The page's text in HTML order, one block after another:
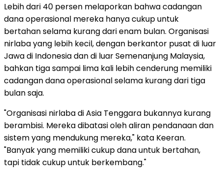
Lebih dari 40 persen melaporkan bahwa cadangan
dana operasional mereka hanya cukup untuk
bertahan selama kurang dari enam bulan. Organisasi
nirlaba yang lebih kecil, dengan berkantor pusat di luar
Jawa di Indonesia dan di luar Semenanjung Malaysia,
bahkan tiga sampai lima kali lebih cenderung memiliki
cadangan dana operasional selama kurang dari tiga
bulan saja.
"Organisasi nirlaba di Asia Tenggara bukannya kurang
berambisi. Mereka dibatasi oleh aliran pendanaan dan
sistem yang mendukung mereka," kata Keeran.
"Banyak yang memiliki cukup dana untuk bertahan,
tapi tidak cukup untuk berkembang."